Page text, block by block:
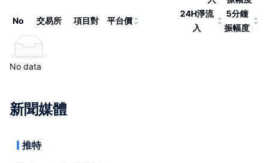
No 交易所 項目對 平台價
24H淨流
入
5分鐘
振幅度
No data
新聞媒體
推特